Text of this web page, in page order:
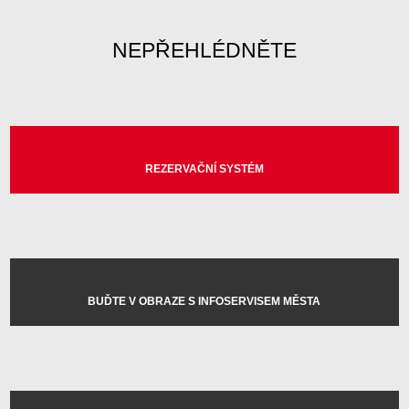
NEPŘEHLÉDNĚTE
REZERVAČNÍ SYSTÉM
BUĎTE V OBRAZE S INFOSERVISEM MĚSTA